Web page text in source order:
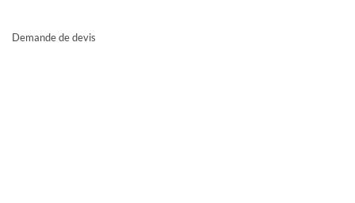
Demande de devis